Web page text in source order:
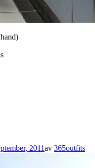
2011av 365outfits